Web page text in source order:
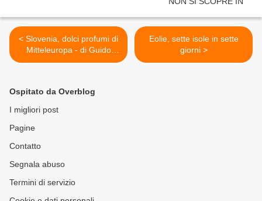
< Slovenia, dolci profumi di
Mitteleuropa - di Guido
Bernardi
Eolie, sette isole in sette
giorni >
Ospitato da Overblog
I migliori post
Pagine
Contatto
Segnala abuso
Termini di servizio